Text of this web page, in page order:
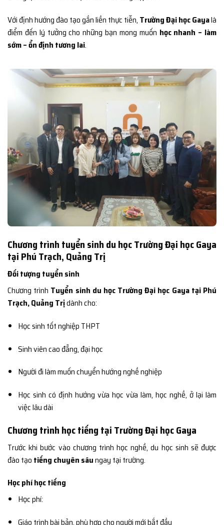
Với định hướng đào tạo gắn liền thực tiễn, Trường Đại học Gayalà
điểm đến lý tưởng cho những bạn mong muốn học nhanh – làm
sớm – ổn định tương lai.
Chương trình tuyển sinh du học Trường Đại học Gaya
tại Phú Trạch, Quảng Trị
Đối tượng tuyển sinh
Chương trình Tuyển sinh du học Trường Đại học Gaya tại Phú
Trạch, Quảng Trịdành cho:
Học sinh tốt nghiệp THPT
Sinh viên cao đẳng, đại học
Người đi làm muốn chuyển hướng nghề nghiệp
Học sinh có định hướng vừa học vừa làm, học nghề, ở lại làm
việc lâu dài
Chương trình học tiếng tại Trường Đại học Gaya
Trước khi bước vào chương trình học nghề, du học sinh sẽ được
đào tạo tiếng chuyên sâungay tại trường.
Học phí học tiếng
Học phí:
Giáo trình bài bản, phù hợp cho người mới bắt đầu